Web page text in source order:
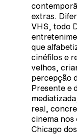
extras.
VHS, todo
que
cinéfilos e
velhos,
percepção
Presente e
real,
cinema nos
Chicago